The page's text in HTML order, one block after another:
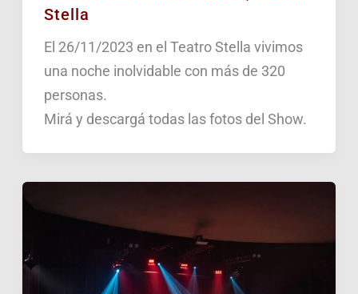
Stella
El 26/11/2023 en el Teatro Stella vivimos
una noche inolvidable con más de 320
personas.
Mirá y descargá todas las fotos del Show.